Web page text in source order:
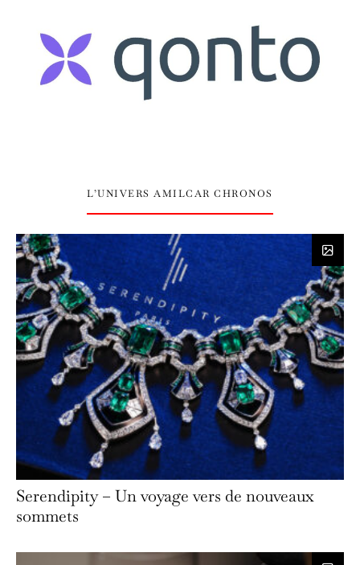
L’UNIVERS AMILCAR CHRONOS
Serendipity – Un voyage vers de nouveaux
sommets